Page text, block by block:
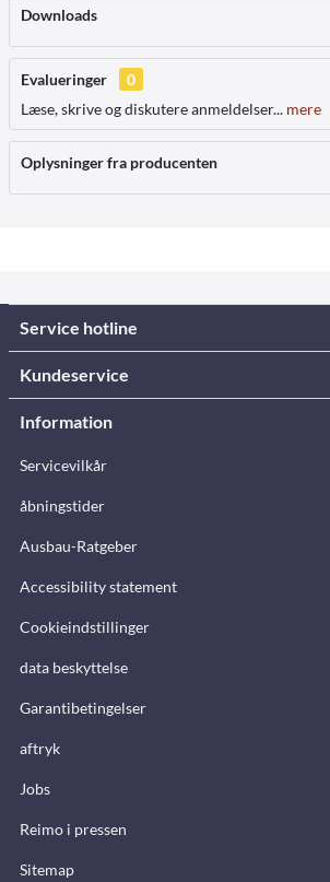
Downloads
Evalueringer
0
Læse, skrive og diskutere anmeldelser... mere
Oplysninger fra producenten
Service hotline
Kundeservice
Information
Servicevilkår
åbningstider
Ausbau-Ratgeber
Accessibility statement
Cookieindstillinger
data beskyttelse
Garantibetingelser
aftryk
Jobs
Reimo i pressen
Sitemap